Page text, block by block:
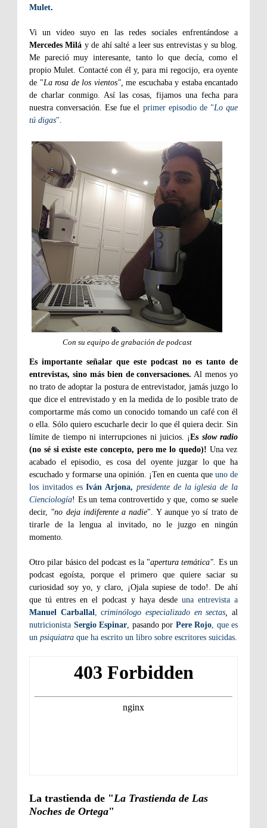
Mulet.
Vi un video suyo en las redes sociales enfrentándose a
Mercedes Milá y de ahí salté a leer sus entrevistas y su blog.
Me pareció muy interesante, tanto lo que decía, como el
propio Mulet. Contacté con él y, para mi regocijo, era oyente
de "La rosa de los vientos", me escuchaba y estaba encantado
de charlar conmigo. Así las cosas, fijamos una fecha para
nuestra conversación. Ese fue el primer episodio de "Lo que
tú digas".
Con su equipo de grabación de podcast
Es importante señalar que este podcast no es tanto de
entrevistas, sino más bien de conversaciones. Al menos yo
no trato de adoptar la postura de entrevistador, jamás juzgo lo
que dice el entrevistado y en la medida de lo posible trato de
comportarme más como un conocido tomando un café con él
o ella. Sólo quiero escucharle decir lo que él quiera decir. Sin
límite de tiempo ni interrupciones ni juicios. ¡Es slow radio
(no sé si existe este concepto, pero me lo quedo)! Una vez
acabado el episodio, es cosa del oyente juzgar lo que ha
escuchado y formarse una opinión. ¡Ten en cuenta que uno de
los invitados esIván Arjona, presidente de la iglesia de la
Cienciología! Es un tema controvertido y que, como se suele
decir, "no deja indiferente a nadie". Y aunque yo sí trato de
tirarle de la lengua al invitado, no le juzgo en ningún
momento.
Otro pilar básico del podcast es la "apertura temática". Es un
podcast egoísta, porque el primero que quiere saciar su
curiosidad soy yo, y claro, ¡Ojala supiese de todo!. De ahí
que tú entres en el podcast y haya desde una entrevista a
Manuel Carballal, criminólogo especializado en sectas,al
nutricionista Sergio Espinar, pasando por Pere Rojo, que es
un psiquiatra que ha escrito un libro sobre escritores suicidas.
La trastienda de "La Trastienda de Las
Noches de Ortega"